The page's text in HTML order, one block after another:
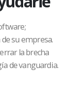
su empresa.
la brecha
de vanguardia.